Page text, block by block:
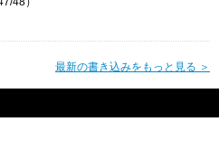
最新の書き込みをもっと見る ＞